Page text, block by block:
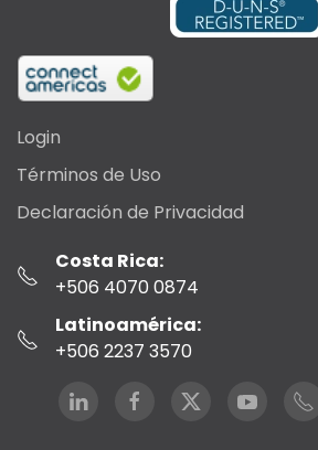
Login
Términos de Uso
Declaración de Privacidad
Costa Rica:
+506 4070 0874
Latinoamérica:
+506 2237 3570